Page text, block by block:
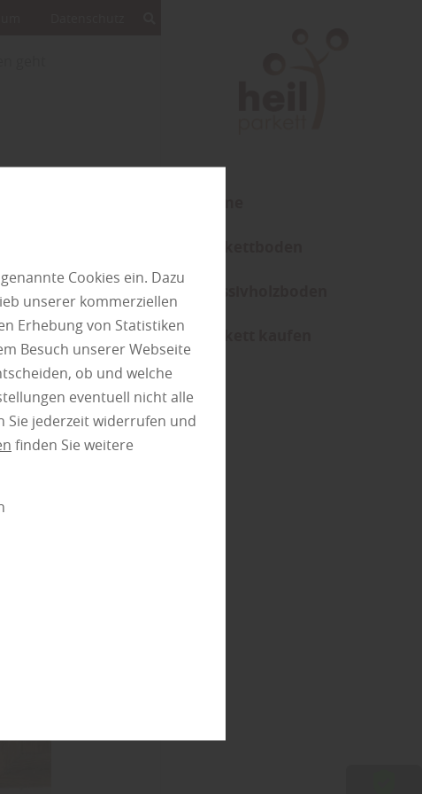
Cookies ein. Dazu
unserer kommerziellen
Erhebung von Statistiken
Besuch unserer Webseite
ob und welche
eventuell nicht alle
Sie jederzeit widerrufen und
finden Sie weitere